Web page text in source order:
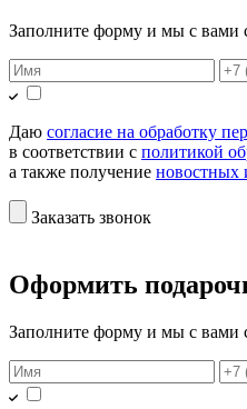
Заполните форму и мы с вами
Даю согласие на обработку
в соответствии с политикой
а также получение новостных
Заказать звонок
Оформить
Заполните форму и мы с вами